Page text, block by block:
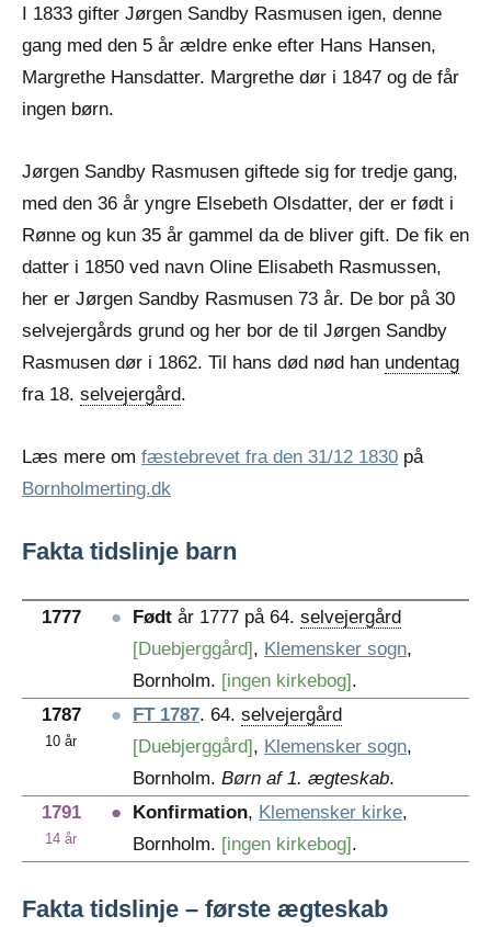
I 1833 gifter Jørgen Sandby Rasmusen igen, denne
gang med den 5 år ældre enke efter Hans Hansen,
Margrethe Hansdatter. Margrethe dør i 1847 og de får
ingen børn.
Jørgen Sandby Rasmusen giftede sig for tredje gang,
med den 36 år yngre Elsebeth Olsdatter, der er født i
Rønne og kun 35 år gammel da de bliver gift. De fik en
datter i 1850 ved navn Oline Elisabeth Rasmussen,
her er Jørgen Sandby Rasmusen 73 år. De bor på 30
selvejergårds grund og her bor de til Jørgen Sandby
Rasmusen dør i 1862. Til hans død nød han undentag
fra 18. selvejergård.
Læs mere om fæstebrevet fra den 31/12 1830 på
Bornholmerting.dk
Fakta tidslinje barn
1777 ● Født år 1777 på 64. selvejergård
[Duebjerggård], Klemensker sogn,
Bornholm. [ingen kirkebog].
1787
10 år
● FT 1787. 64. selvejergård
[Duebjerggård], Klemensker sogn,
Bornholm. Børn af 1. ægteskab.
1791
14 år
● Konfirmation, Klemensker kirke,
Bornholm. [ingen kirkebog].
Fakta tidslinje – første ægteskab